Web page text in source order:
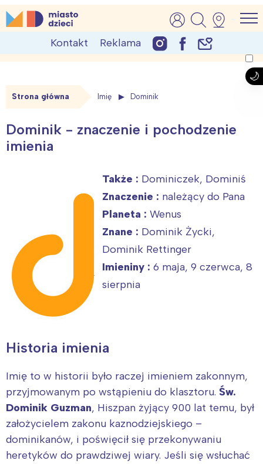
Skip
to
MiastoDzieci.pl
atrakcje dla dzieci, wydarzenia, imprezy rodzinne
Kontakt Reklama
Strona główna Imię Dominik
Dominik - znaczenie i pochodzenie
imienia
Także : Dominiczek, Dominiś
Znaczenie : należący do Pana
Planeta : Wenus
Znane : Dominik Życki,
Dominik Rettinger
Imieniny : 6 maja, 9 czerwca, 8
sierpnia
Historia imienia
Imię to w historii było raczej imieniem zakonnym,
przyjmowanym po wstąpieniu do klasztoru. Św.
Dominik Guzman, Hiszpan żyjący 900 lat temu, był
założycielem zakonu kaznodziejskiego –
dominikanów, i poświęcił się przekonywaniu
heretyków do prawdziwej wiary. Jeśli się wsłuchać